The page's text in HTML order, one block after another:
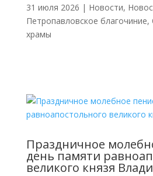
31 июля 2026 | Новости,
Петропавловское благочиние,
храмы
Праздничное
день памяти
великого князя